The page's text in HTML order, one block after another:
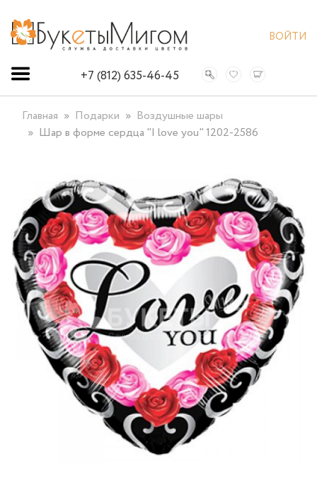
ВОЙТИ
+7 (812) 635-46-45
Главная Подарки
Воздушные шары
Шар в форме сердца "I love you" 1202-2586